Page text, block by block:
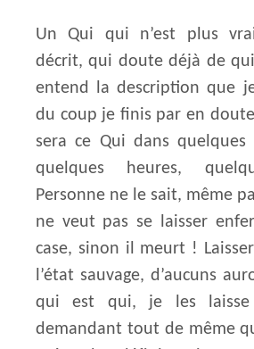
Un Qui qui n’est plus
décrit, qui doute déjà de qui
entend la description que
du coup je finis par en
sera ce Qui dans quelques
quelques heures,
Personne ne le sait, même
ne veut pas se laisser
case, sinon il meurt !
l’état sauvage, d’aucuns
qui est qui, je les
demandant tout de même